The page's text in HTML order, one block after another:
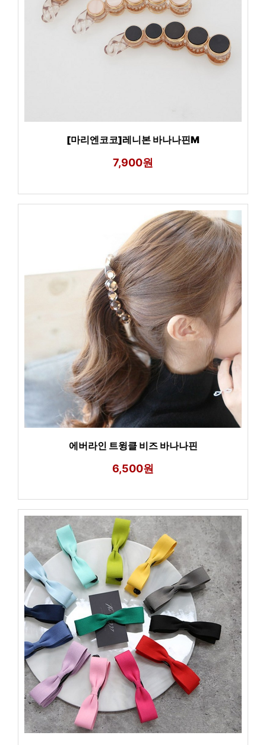
[마리엔코코]레니본 바나나핀M
7,900원
에버라인 트윙클 비즈 바나나핀
6,500원